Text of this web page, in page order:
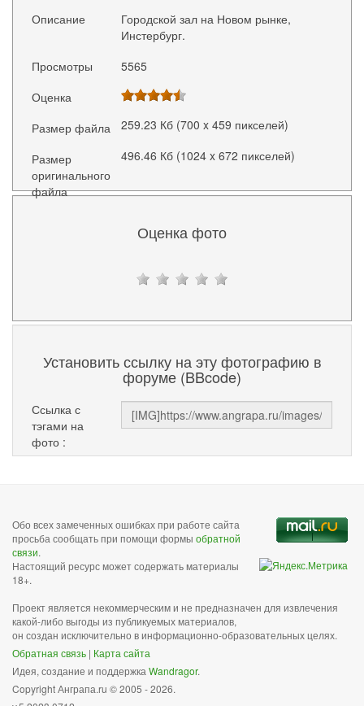
Описание
Городской зал на Новом рынке,
Инстербург.
Просмотры
5565
Оценка
Размер файла
259.23 Кб (700 x 459 пикселей)
Размер
оригинального
файла
496.46 Кб (1024 x 672 пикселей)
Оценка фото
Установить ссылку на эту фотографию в
форуме (BBcode)
Ссылка с
тэгами на
фото :
Обо всех замеченных ошибках при работе сайта
просьба сообщать при помощи формы обратной
связи.
Настоящий ресурс может содержать материалы
18+.
Проект является некоммерческим и не предназначен для извлечения
какой-либо выгоды из публикуемых материалов,
он создан исключительно в информационно-образовательных целях.
Обратная связь | Карта сайта
Идея, создание и поддержка Wandragor.
Copyright Анграпа.ru © 2005 - 2026.